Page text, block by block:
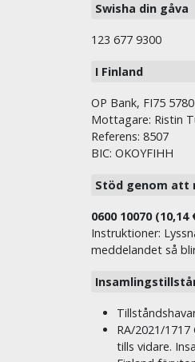
Swisha din gåva
123 677 9300
I Finland
OP Bank, FI75
Mottagare: Ristin
Referens: 8507
BIC: OKOYFIHH
Stöd genom att
0600 10070 (10,14
Instruktioner:
meddelandet så
RA/2021/1717
tills vidare.